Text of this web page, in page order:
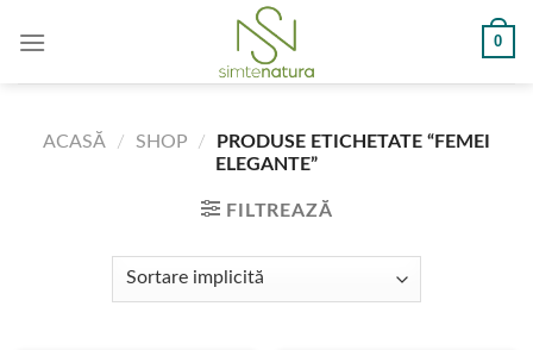
0
ACASĂ / SHOP /
PRODUSE ETICHETATE “FEMEI
ELEGANTE”
FILTREAZĂ